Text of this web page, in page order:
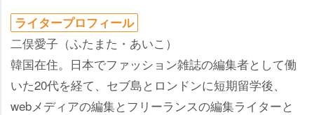
ライタープロフィール
二俣愛子（ふたまた・あいこ）
韓国在住。日本でファッション雑誌の編集者として働
いた20代を経て、セブ島とロンドンに短期留学後、
webメディアの編集とフリーランスの編集ライターと